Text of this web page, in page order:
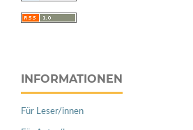
INFORMATIONEN
Für Leser/innen